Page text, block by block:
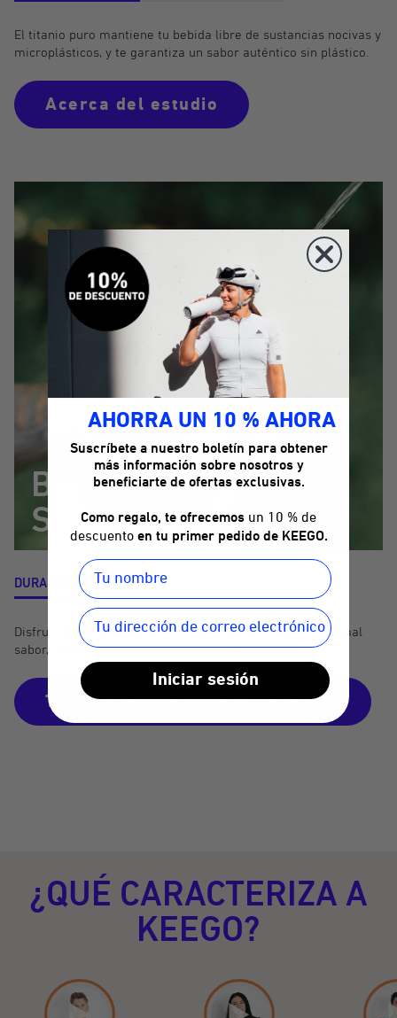
El titanio puro mantiene tu bebida libre de sustancias nocivas y
microplásticos, y te garantiza un sabor auténtico sin plástico.
Acerca del estudio
DURABILIDAD PELIGROS DEL PLÁSTICO
Disfruta durante años de una bebida sin microplásticos, mal
sabor, moho ni sustancias migratorias.
Toda la información al respecto
BEBER DE FORMA
SALUDABLE
¿QUÉ CARACTERIZA A
KEEGO?
AHORRA UN 10 % AHORA
Suscríbete a nuestro boletín para obtener
más información sobre nosotros y
beneficiarte de ofertas exclusivas.
Como regalo, te ofrecemos un 10 % de
descuentoen tu primer pedido de KEEGO.
Iniciar sesión